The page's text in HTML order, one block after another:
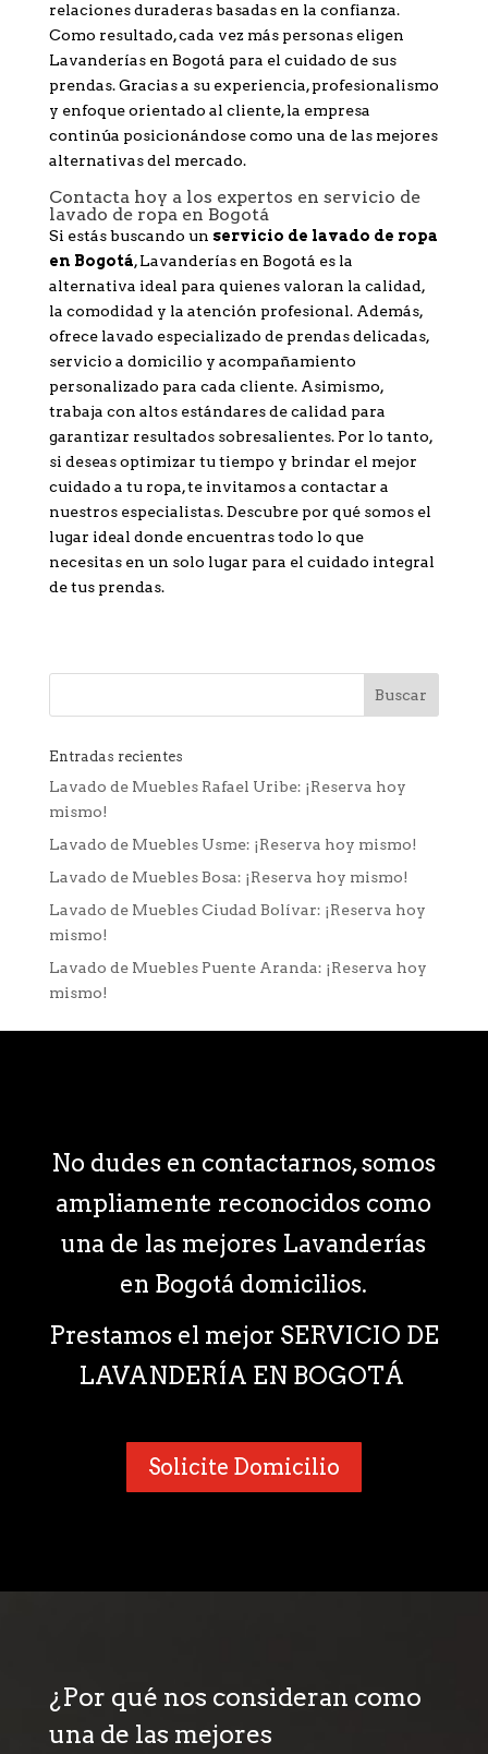
relaciones duraderas basadas en la confianza.
Como resultado, cada vez más personas eligen
Lavanderías en Bogotá para el cuidado de sus
prendas. Gracias a su experiencia, profesionalismo
y enfoque orientado al cliente, la empresa
continúa posicionándose como una de las mejores
alternativas del mercado.
Contacta hoy a los expertos en servicio de
lavado de ropa en Bogotá
Si estás buscando un servicio de lavado de ropa
en Bogotá, Lavanderías en Bogotá es la
alternativa ideal para quienes valoran la calidad,
la comodidad y la atención profesional. Además,
ofrece lavado especializado de prendas delicadas,
servicio a domicilio y acompañamiento
personalizado para cada cliente. Asimismo,
trabaja con altos estándares de calidad para
garantizar resultados sobresalientes. Por lo tanto,
si deseas optimizar tu tiempo y brindar el mejor
cuidado a tu ropa, te invitamos a contactar a
nuestros especialistas. Descubre por qué somos el
lugar ideal donde encuentras todo lo que
necesitas en un solo lugar para el cuidado integral
de tus prendas.
Entradas recientes
Lavado de Muebles Rafael Uribe: ¡Reserva hoy
mismo!
Lavado de Muebles Usme: ¡Reserva hoy mismo!
Lavado de Muebles Bosa: ¡Reserva hoy mismo!
Lavado de Muebles Ciudad Bolívar: ¡Reserva hoy
mismo!
Lavado de Muebles Puente Aranda: ¡Reserva hoy
mismo!
No dudes en contactarnos, somos
ampliamente reconocidos como
una de las mejores Lavanderías
en Bogotá domicilios.
Prestamos el mejor SERVICIO DE
LAVANDERÍA EN BOGOTÁ
Solicite Domicilio
¿Por qué nos consideran como
una de las mejores